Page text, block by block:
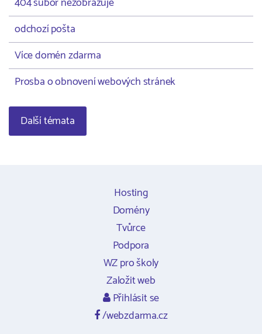
odchozí pošta
Více domén zdarma
Prosba o obnovení webových stránek
Další témata
Hosting
Domény
Tvůrce
Podpora
WZ pro školy
Založit web
Přihlásit se
/webzdarma.cz